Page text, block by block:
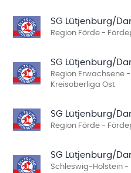
SG Lütjenburg/
Region Förde -
SG Lütjenburg/
Region Erwachsene
Kreisoberliga Ost
SG Lütjenburg/
Region Förde -
SG Lütjenburg/
Schleswig-Holstein -